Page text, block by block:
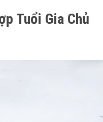
Tuổi Gia Chủ